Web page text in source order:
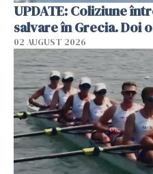
UPDATE: Coliziune
salvare în Grecia. Doi
02 AUGUST 2026